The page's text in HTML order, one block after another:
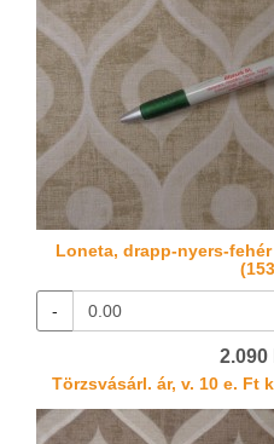
Loneta, drapp-nyers-
-
2.090
Törzsvásárl. ár, v. 10 e. Ft